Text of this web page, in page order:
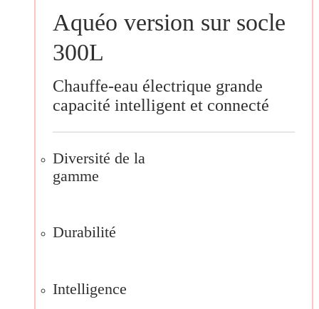
Aquéo version sur socle
300L
Chauffe-eau électrique grande
capacité intelligent et connecté
Diversité de la
gamme
Durabilité
Intelligence